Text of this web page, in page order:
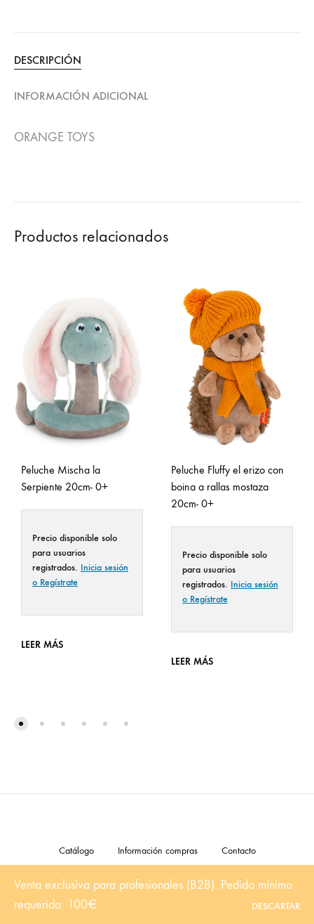
DESCRIPCIÓN
INFORMACIÓN ADICIONAL
ORANGE TOYS
Productos relacionados
Peluche Mischa la
Serpiente 20cm- 0+
Precio disponible solo
para usuarios
registrados. Inicia sesión
o Regístrate
LEER MÁS
Peluche Fluffy el erizo con
boina a rallas mostaza
20cm- 0+
Precio disponible solo
para usuarios
registrados. Inicia sesión
o Regístrate
LEER MÁS
Catálogo Información compras Contacto
©2024 Orange Toys. Todos los derechos están reservados
Venta exclusiva para profesionales (B2B). Pedido mínimo
requerido: 100€.
DESCARTAR